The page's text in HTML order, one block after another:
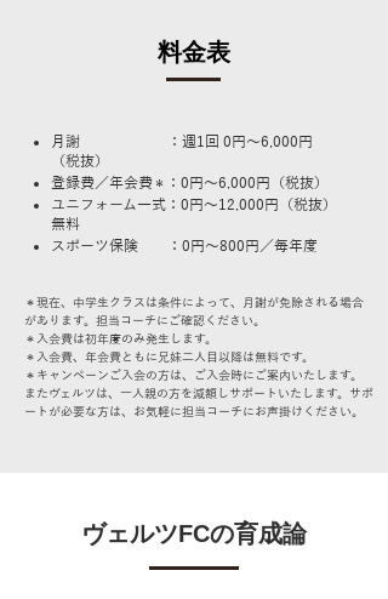
料金表
月謝 ： 週1回 0円～6,000円
（税抜）
登録費／年会費 ＊
：0円～6,000円（税抜）
ユニフォーム一式：0円～12,000円（税抜）
無料
スポーツ保険 ：0円～800円／毎年度
＊現在、中学生クラスは条件によって、月謝が免除される場合
があります。担当コーチにご確認ください。
＊入会費は初年度のみ発生します。
＊入会費、年会費ともに兄妹二人目以降は無料です。
＊ キ ャンペーンご入会の方は、ご入会時にご案内いたします。
またヴェルツは、一人親の方を減額しサポートいたします。サポ
ートが必要な方は、お気軽に担当コーチにお声掛けください。
ヴェルツFCの育成論